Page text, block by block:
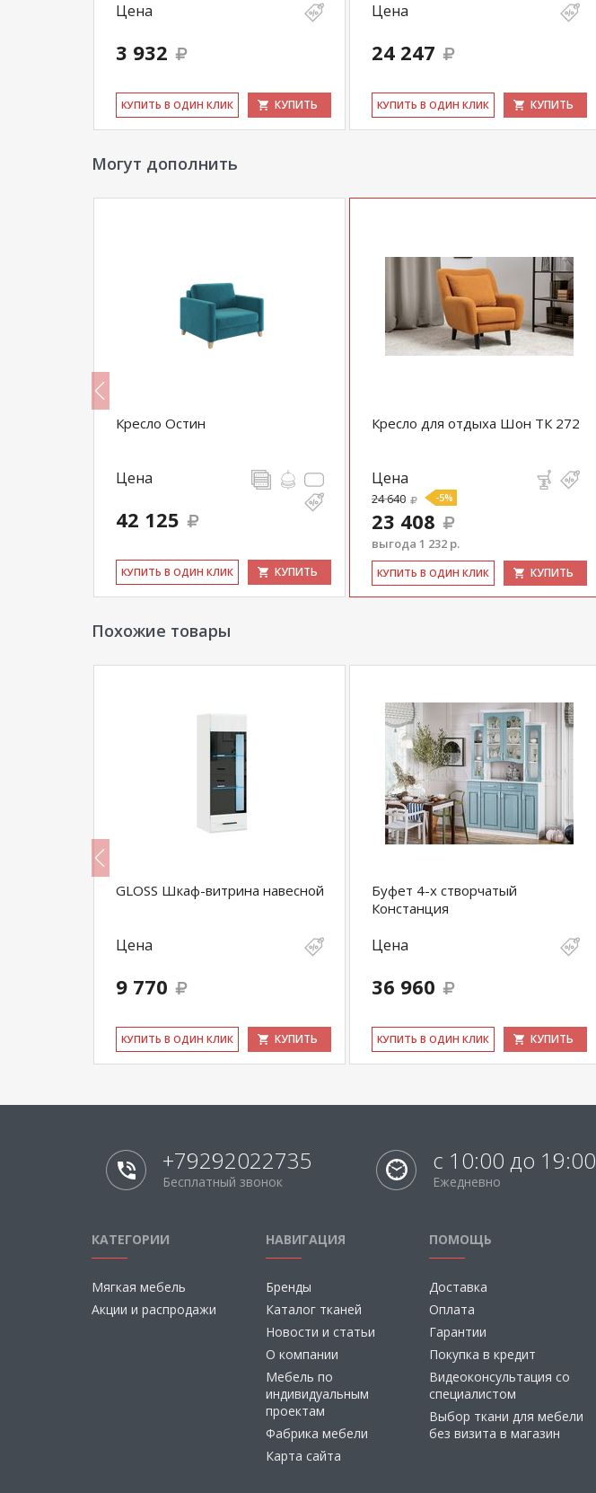
Цена
3 932
КУ­ПИТЬ В ОДИН КЛИК КУПИТЬ
Цена
24 247
КУ­ПИТЬ В ОДИН КЛИК КУПИТЬ
Могут дополнить
Кресло Остин
Цена
42 125
КУ­ПИТЬ В ОДИН КЛИК КУПИТЬ
Кресло для отдыха Шон ТК 272
Цена
24 640 -5%
23 408
выгода 1 232 р.
КУ­ПИТЬ В ОДИН КЛИК КУПИТЬ
Похожие товары
GLOSS Шкаф-витрина навесной
Цена
9 770
КУ­ПИТЬ В ОДИН КЛИК КУПИТЬ
Буфет 4-х створчатый
Констанция
Цена
36 960
КУ­ПИТЬ В ОДИН КЛИК КУПИТЬ
+79292022735
Бесплатный звонок
с 10:00 до 19:00
Ежедневно
КАТЕГОРИИ
Мягкая мебель
Акции и распродажи
НАВИГАЦИЯ
Бренды
Каталог тканей
Новости и статьи
О компании
Мебель по
индивидуальным
проектам
Фабрика мебели
Карта сайта
ПОМОЩЬ
Доставка
Оплата
Гарантии
Покупка в кредит
Видеоконсультация со
специалистом
Выбор ткани для мебели
без визита в магазин